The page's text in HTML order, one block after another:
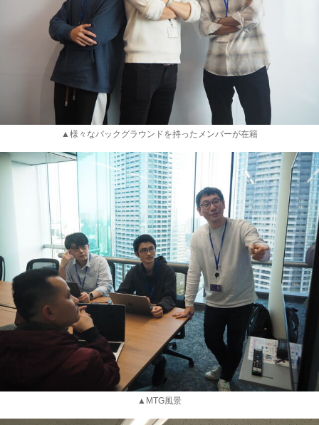
▲様々なバックグラウンドを持ったメンバーが在籍
▲MTG風景